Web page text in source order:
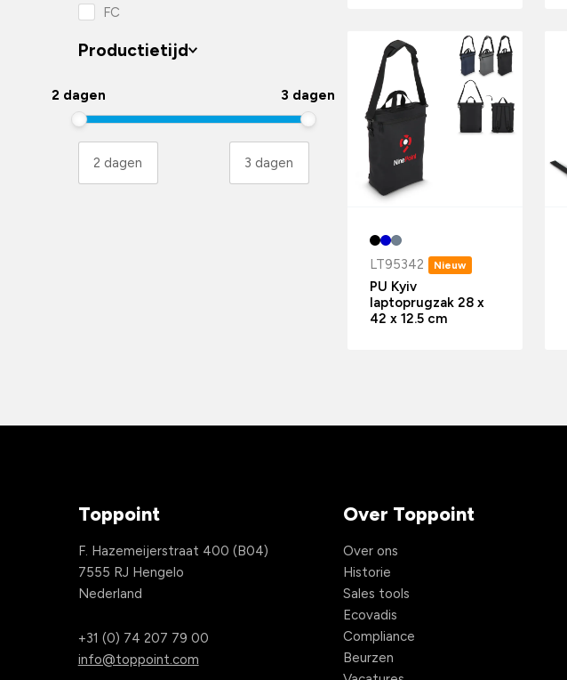
LT95342 Nieuw
PU Kyiv
laptoprugzak 28 x
42 x 12.5 cm
FC
Productietijd
2 dagen 3 dagen
Toppoint
F. Hazemeijerstraat 400 (B04)
7555 RJ Hengelo
Nederland
+31 (0) 74 207 79 00
info@toppoint.com
Over Toppoint
Over ons
Historie
Sales tools
Ecovadis
Compliance
Beurzen